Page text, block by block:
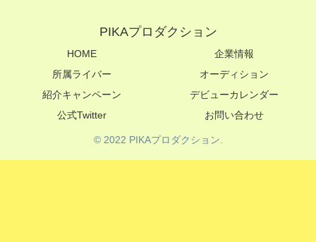
PIKAプロダクション
HOME
企業情報
所属ライバー
オーディション
紹介キャンペーン
デビューカレンダー
公式Twitter
お問い合わせ
© 2022 PIKAプロダクション.